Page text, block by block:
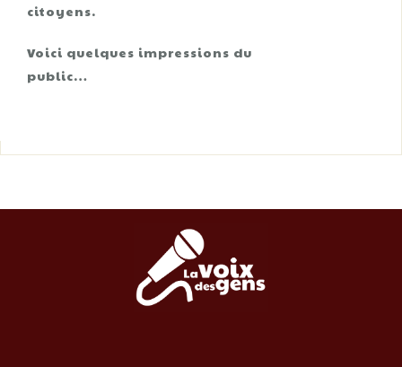
citoyens.
Voici quelques impressions du
public…